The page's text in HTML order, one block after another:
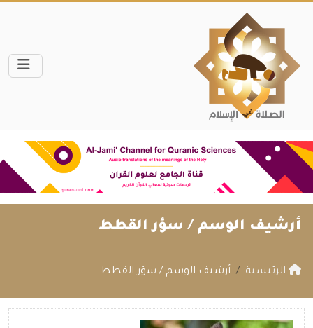
أرشيف الوسم / سؤر القطط
الرئيسية أرشيف الوسم / سؤر القطط